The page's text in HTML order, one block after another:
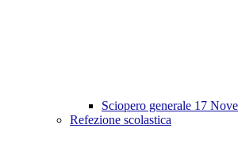
Sciopero generale 17
Refezione scolastica